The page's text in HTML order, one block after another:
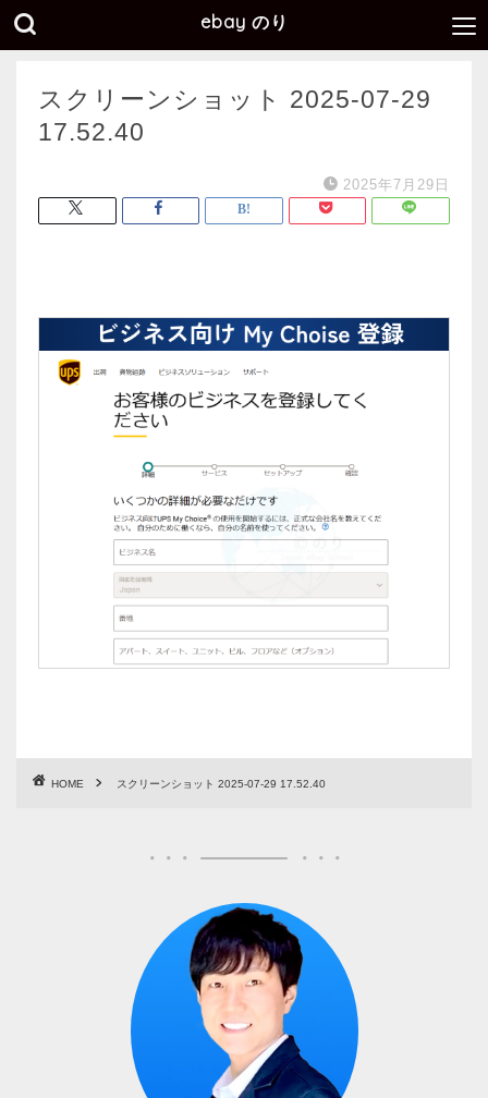
ebay のり
スクリーンショット 2025-07-29
17.52.40
2025年7月29日
HOME スクリーンショット 2025-07-29 17.52.40